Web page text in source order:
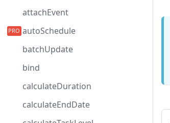
attachEvent
autoSchedule
batchUpdate
bind
calculateDuration
calculateEndDate